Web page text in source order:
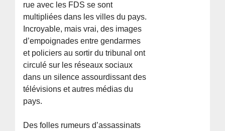
rue avec les FDS se sont
multipliées dans les villes du pays.
Incroyable, mais vrai, des images
d’empoignades entre gendarmes
et policiers au sortir du tribunal ont
circulé sur les réseaux sociaux
dans un silence assourdissant des
télévisions et autres médias du
pays.
Des folles rumeurs d’assassinats